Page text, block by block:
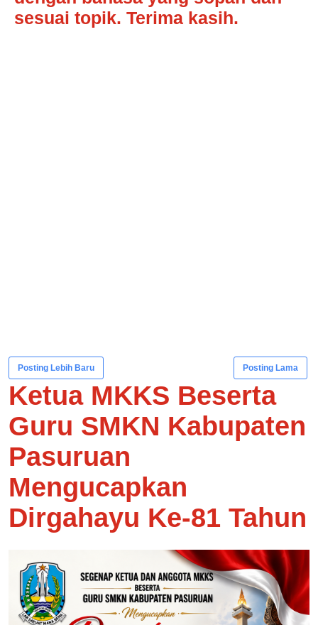
sesuai topik. Terima kasih.
Posting Lebih Baru Posting Lama
Ketua MKKS Beserta
Guru SMKN Kabupaten
Pasuruan
Mengucapkan
Dirgahayu Ke-81 Tahun